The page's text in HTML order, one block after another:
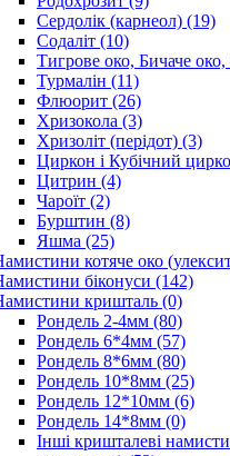
Сердолік (карнеол) (19)
Содаліт (10)
Тигрове око, Бичаче
Турмалін (11)
Флюорит (26)
Хризокола (3)
Хризоліт (перідот) (3)
Циркон і Кубічний
Цитрин (4)
Чароїт (2)
Бурштин (8)
Яшма (25)
котяче око
біконуси (142)
кришталь (0)
Рондель 2-4мм (80)
Рондель 6*4мм (57)
Рондель 8*6мм (80)
Рондель 10*8мм (25)
Рондель 12*10мм (6)
Рондель 14*8мм (0)
Інші кришталеві